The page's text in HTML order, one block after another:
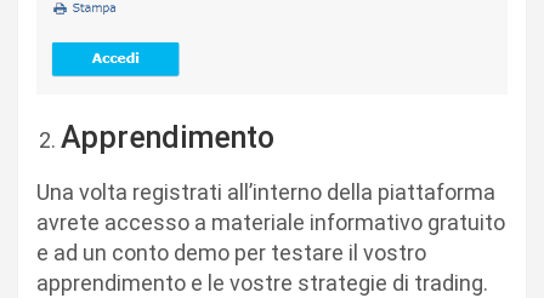
Apprendimento
Una volta registrati all’interno della piattaforma
avrete accesso a materiale informativo gratuito
e ad un conto demo per testare il vostro
apprendimento e le vostre strategie di trading.